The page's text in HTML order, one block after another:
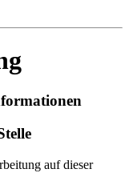
auf dieser